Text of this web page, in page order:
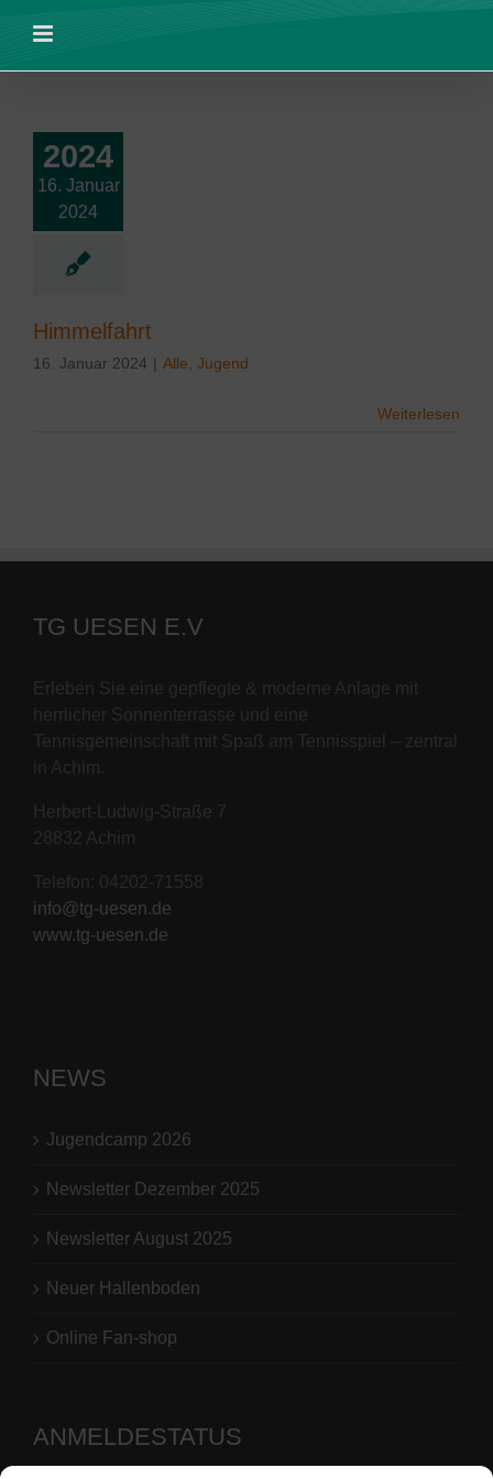
Inhalt
2024
16. Januar
2024
Himmelfahrt
16. Januar 2024 | Alle Jugend
Weiterlesen
TG UESEN E.V
Erleben Sie eine gepflegte & moderne Anlage mit
herrlicher Sonnenterrasse und eine
Tennisgemeinschaft mit Spaß am Tennisspiel – zentral
in Achim.
Herbert-Ludwig-Straße 7
28832 Achim
Telefon: 04202-71558
info@tg-uesen.de
www.tg-uesen.de
NEWS
Jugendcamp 2026
Newsletter Dezember 2025
Newsletter August 2025
Neuer Hallenboden
Online Fan-shop
ANMELDESTATUS